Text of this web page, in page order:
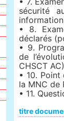
sécurité
• 8.
déclarés
• 9.
de
CHSCT
• 10.
la MNC de
• 11.
titre